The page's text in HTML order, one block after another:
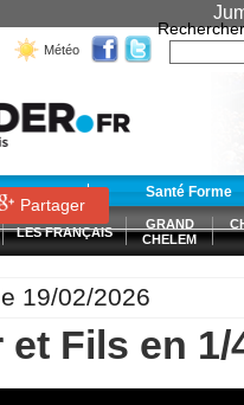
Météo
Rechercher
Santé Forme
LES FRANÇAIS
GRAND
CHELEM
Partager
19/02/2026
Fils en 1/